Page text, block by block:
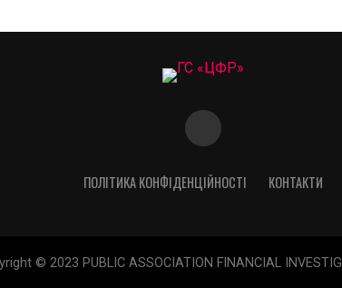
ПОЛІТИКА КОНФІДЕНЦІЙНОСТІ КОНТАКТИ
© 2023 PUBLIC ASSOCIATION FINANCIAL